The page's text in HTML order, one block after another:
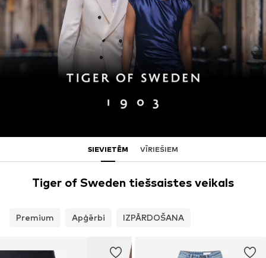
SIEVIETĒM VĪRIEŠIEM
Tiger of Sweden tiešsaistes veikals
Premium Apģērbi IZPĀRDOŠANA